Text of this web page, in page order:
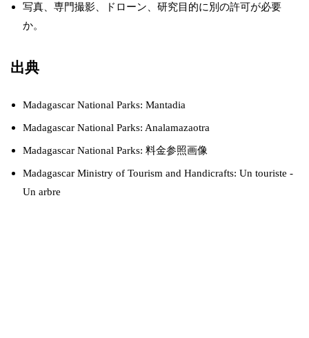
写真、専門撮影、ドローン、研究目的に別の許可が必要
か。
出典
Madagascar National Parks: Mantadia
Madagascar National Parks: Analamazaotra
Madagascar National Parks: 料金参照画像
Madagascar Ministry of Tourism and Handicrafts: Un touriste -
Un arbre